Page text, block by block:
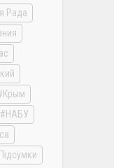
Рада
Крым
НАБУ
Підсумки